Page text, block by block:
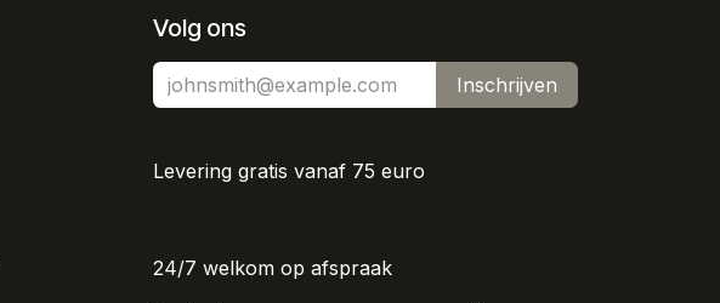
Volg ons
Inschrijven
Levering gratis vanaf 75 euro
24/7 welkom op afspraak